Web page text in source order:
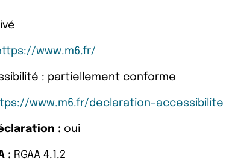
www.m6.fr/
: partiellement conforme
www.m6.fr/declaration-accessibilite
: oui
: RGAA 4.1.2